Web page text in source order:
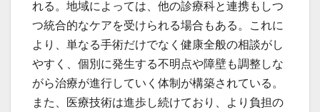
れる。地域によっては、他の診療科と連携もしつ
つ統合的なケアを受けられる場合もある。これに
より、単なる手術だけでなく健康全般の相談がし
やすく、個別に発生する不明点や障壁も調整しな
がら治療が進行していく体制が構築されている。
また、医療技術は進歩し続けており、より負担の